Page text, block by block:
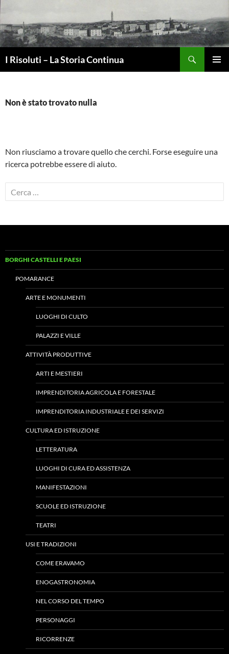
Vai
contenuto
I Risoluti – La Storia Continua
Non è stato trovato nulla
Non riusciamo a trovare quello che cerchi. Forse eseguire una
ricerca potrebbe essere di aiuto.
Ricerca
per:
BORGHI CASTELLI E PAESI
POMARANCE
ARTE E MONUMENTI
LUOGHI DI CULTO
PALAZZI E VILLE
ATTIVITÀ PRODUTTIVE
ARTI E MESTIERI
IMPRENDITORIA AGRICOLA E FORESTALE
IMPRENDITORIA INDUSTRIALE E DEI SERVIZI
CULTURA ED ISTRUZIONE
LETTERATURA
LUOGHI DI CURA ED ASSISTENZA
MANIFESTAZIONI
SCUOLE ED ISTRUZIONE
TEATRI
USI E TRADIZIONI
COME ERAVAMO
ENOGASTRONOMIA
NEL CORSO DEL TEMPO
PERSONAGGI
RICORRENZE